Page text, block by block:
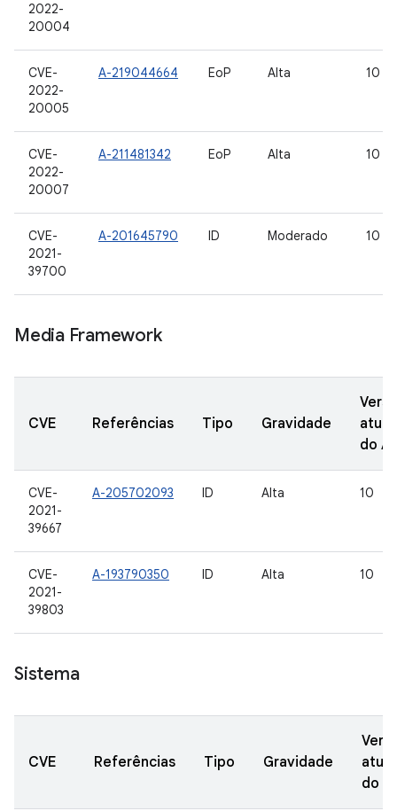
2022-
20004
CVE-
2022-
20005
A-219044664 EoP Alta 10
CVE-
2022-
20007
A-211481342 EoP Alta 10
CVE-
2021-
39700
A-201645790 ID Moderado 10
Media Framework
CVE Referências Tipo Gravidade
do
CVE-
2021-
39667
A-205702093 ID Alta 10
CVE-
2021-
39803
A-193790350 ID Alta 10
Sistema
CVE Referências Tipo Gravidade
do